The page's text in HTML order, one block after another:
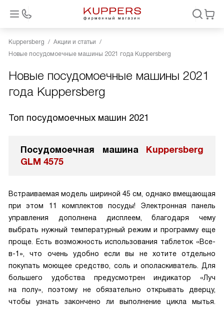
Kuppersberg
Акции и статьи
Новые посудомоечные машины 2021 года Kuppersberg
Новые посудомоечные машины 2021
года Kuppersberg
Топ посудомоечных машин 2021
Посудомоечная машина
Kuppersberg
GLM 4575
Встраиваемая модель шириной 45 см, однако вмещающая
при этом 11 комплектов посуды! Электронная панель
управления дополнена дисплеем, благодаря чему
выбрать нужный температурный режим и программу еще
проще. Есть возможность использования таблеток «Все-
в-1», что очень удобно если вы не хотите отдельно
покупать моющее средство, соль и ополаскиватель. Для
большего удобства предусмотрен индикатор «Луч
на полу», поэтому не обязательно открывать дверцу,
чтобы узнать закончено ли выполнение цикла мытья.